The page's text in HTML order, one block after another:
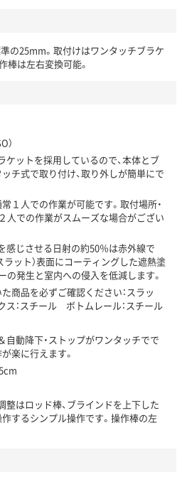
の25mm。取付けはワンタッチブラケ
棒は左右変換可能。
）
ケットを採用しているので、本体とブ
チ式で取り付け、取り外しが簡単にで
１人での作業が可能です。取付場所・
人での作業がスムーズな場合がござい
感じさせる日射の約50％は赤外線で
ラット）表面にコーティングした遮熱塗
の発生と室内への侵入を低減します。
品を必ずご確認ください：スラッ
ス：スチール ボトムレール：スチール
自動降下・ストップがワンタッチでで
楽に行えます。
整はロッド棒、ブラインドを上下した
するシンプル操作です。操作棒の左